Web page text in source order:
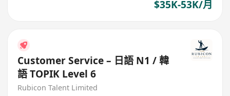
$35K-53K/月
Customer Service – 日語 N1 / 韓
語 TOPIK Level 6
Rubicon Talent Limited